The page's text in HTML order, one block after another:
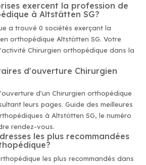
exercent la profession de
à Altstätten SG?
a trouvé 0 sociétés exerçant la
orthopédique Altstätten SG. Votre
Chirurgien orthopédique dans la
d'ouverture Chirurgien
d'un Chirurgien orthopédique
leurs pages. Guide des meilleures
à Altstätten SG, le numéro
rendez-vous.
les plus recommandées
les plus recommandés dans